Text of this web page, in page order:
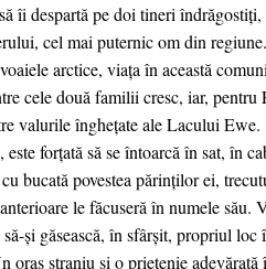
îi despartă pe doi tineri
cel mai puternic om din
arctice, viața în această
cele două familii cresc, iar,
valurile înghețate ale Lacului
forțată să se întoarcă în sat, în
bucată povestea părinților ei,
le făcuseră în numele său.
să-și găsească, în sfârșit, propriul
oraș straniu și o prietenie